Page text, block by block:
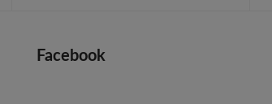
Facebook